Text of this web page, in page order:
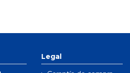
Legal